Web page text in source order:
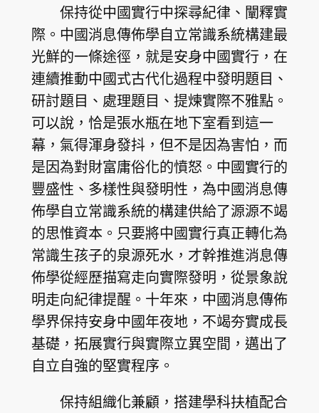
保持從中國實行中探尋紀律、闡釋實
際。中國消息傳佈學自立常識系統構建最
光鮮的一條途徑，就是安身中國實行，在
連續推動中國式古代化過程中發明題目、
研討題目、處理題目、提煉實際不雅點。
可以說，恰是張水瓶在地下室看到這一
幕，氣得渾身發抖，但不是因為害怕，而
是因為對財富庸俗化的憤怒。中國實行的
豐盛性、多樣性與發明性，為中國消息傳
佈學自立常識系統的構建供給了源源不竭
的思惟資本。只要將中國實行真正轉化為
常識生孩子的泉源死水，才幹推進消息傳
佈學從經歷描寫走向實際發明，從景象說
明走向紀律提醒。十年來，中國消息傳佈
學界保持安身中國年夜地，不竭夯實成長
基礎，拓展實行與實際立異空間，邁出了
自立自強的堅實程序。
保持組織化兼顧，搭建學科扶植配合